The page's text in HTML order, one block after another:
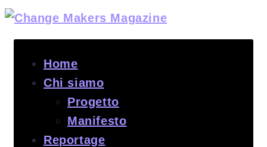
Home
Chi siamo
Progetto
Manifesto
Reportage